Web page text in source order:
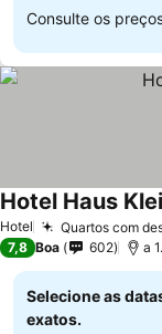
Consulte os
Hotel Quartos com
Hotel Haus
7,8 Boa 602 a
Selecione as
exatos.